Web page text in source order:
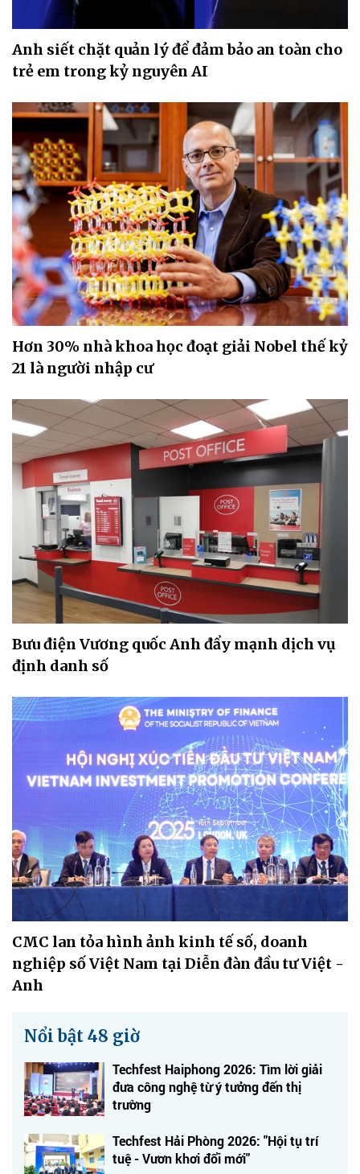
Anh siết chặt quản lý để đảm bảo an toàn cho
trẻ em trong kỷ nguyên AI
Hơn 30% nhà khoa học đoạt giải Nobel thế kỷ
21 là người nhập cư
Bưu điện Vương quốc Anh đẩy mạnh dịch vụ
định danh số
CMC lan tỏa hình ảnh kinh tế số, doanh
nghiệp số Việt Nam tại Diễn đàn đầu tư Việt -
Anh
Nổi bật 48 giờ
Techfest Haiphong 2026: Tìm lời giải
đưa công nghệ từ ý tưởng đến thị
trường
Techfest Hải Phòng 2026: "Hội tụ trí
tuệ - Vươn khơi đổi mới"